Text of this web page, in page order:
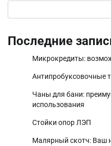
Последние
Микрокредиты:
Антипробуксовочные
Чаны для бани:
использования
Стойки опор ЛЭП
Малярный скотч: Ваш